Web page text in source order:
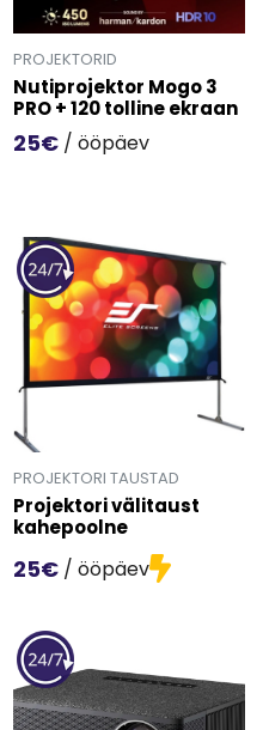
PROJEKTORID
Nutiprojektor Mogo 3
PRO + 120 tolline ekraan
25€ / ööpäev
PROJEKTORI TAUSTAD
Projektori välitaust
kahepoolne
25€ / ööpäev